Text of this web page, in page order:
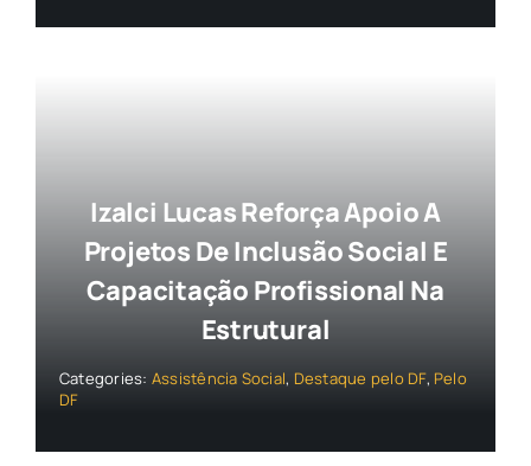
Izalci Lucas Reforça Apoio A
Projetos De Inclusão Social E
Capacitação Profissional Na
Estrutural
Categories: Assistência Social, Destaque pelo DF, Pelo
DF